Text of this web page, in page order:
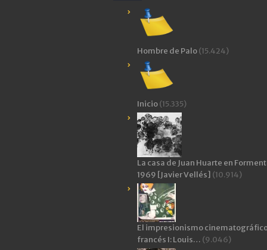
Hombre de Palo(15.424)
Inicio(15.335)
La casa de Juan Huarte en
1969 [Javier Vellés] (10.914)
El impresionismo
francés I: Louis… (9.046)